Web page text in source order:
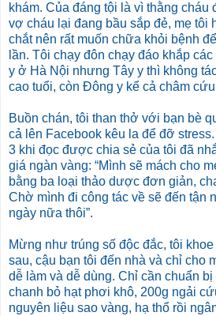
khám. Của đáng tội là vì thằng
vợ cháu lại đang bầu sắp đẻ, mẹ tôi
chắt nên rất muốn chữa khỏi bệnh
lần. Tôi chạy đôn chạy đáo khắp
y ở Hà Nội nhưng Tây y thì không
cao tuổi, còn Đông y kể cả châm
Buồn chán, tôi than thở với bạn bè
cả lên Facebook kêu la để đỡ
3 khi đọc được chia sẻ của tôi đã
giá ngàn vàng: “Mình sẽ mách cho
bằng ba loại thảo dược đơn giản,
Chờ mình đi công tác về sẽ đến tận
ngày nữa thôi”.
Mừng như trúng số độc đắc, tôi
sau, cậu bạn tôi đến nhà và chỉ cho
dễ làm và dễ dùng. Chỉ cần chuẩn
chanh bỏ hạt phơi khô, 200g ngải
nguyên liệu sao vàng, hạ thổ rồi